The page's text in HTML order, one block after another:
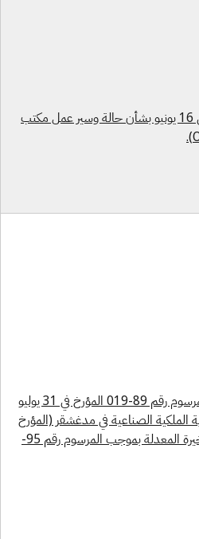
المرسوم رقم 98-434 المؤرخ في 16 يونيو بشأن حالة وسير عمل مكتب
لمرسوم رقم 92-993 المنفذ للمرسوم رقم 89-019 المؤرخ في 31 يوليو
الصناعية في مدغشقر (المؤرخ
في 2 ديسمبر 1992، بصيغته الأخيرة المعدلة بموجب المرسوم رقم 95-